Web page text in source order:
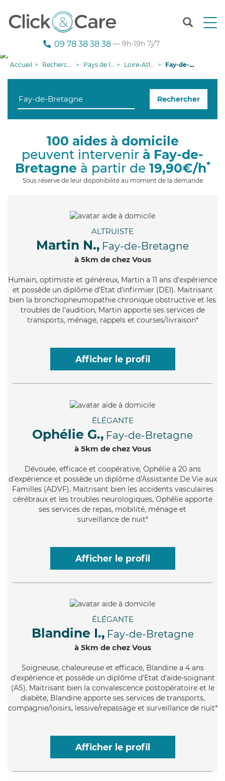
T
n
g
o
09 78 38 38 38 — 9h-19h 7j/7
Accueil Recherche aide à domicile Pays de la Loire Loire-Atlantique Fay-de-Bretagne
Rechercher
100 aides à domicile
peuvent intervenir à Fay-de-
Bretagne à partir de 19,90€/h*
Sous réserve de leur disponibilité au moment de la demande
ALTRUISTE
Martin N., Fay-de-Bretagne
à 5km de chez Vous
Humain, optimiste et généreux, Martin a 11 ans d'expérience
et possède un diplôme d'Etat d'infirmier (DEI). Maitrisant
bien la bronchopneumopathie chronique obstructive et les
troubles de l'audition, Martin apporte ses services de
transports, ménage, rappels et courses/livraison*
Afficher le profil
ÉLÉGANTE
Ophélie G., Fay-de-Bretagne
à 5km de chez Vous
Dévouée, efficace et coopérative, Ophélie a 20 ans
d'expérience et possède un diplôme d'Assistante De Vie aux
Familles (ADVF). Maitrisant bien les accidents vasculaires
cérébraux et les troubles neurologiques, Ophélie apporte
ses services de repas, mobilité, ménage et
surveillance de nuit*
Afficher le profil
ÉLÉGANTE
Blandine I., Fay-de-Bretagne
à 5km de chez Vous
Soigneuse, chaleureuse et efficace, Blandine a 4 ans
d'expérience et possède un diplôme d'Etat d'aide-soignant
(AS). Maitrisant bien la convalescence postopératoire et le
diabète, Blandine apporte ses services de transports,
compagnie/loisirs, lessive/repassage et surveillance de nuit*
Afficher le profil